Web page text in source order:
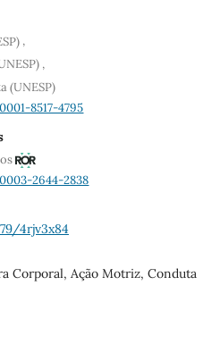
,
,
(UNESP)
8517-4795
2644-2838
4rjv3x84
Corporal, Ação Motriz, Conduta